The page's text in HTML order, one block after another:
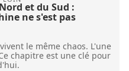
et du Sud :
ne s'est pas
le même chaos. L'une
chapitre est une clé pour